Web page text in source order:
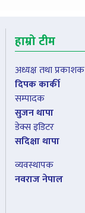
हाम्रो टीम
अध्यक्ष तथा प्रकाशक
दिपक कार्की
सम्पादक
सुजन थापा
डेक्स इडिटर
सदिक्षा थापा
व्यवस्थापक
नवराज नेपाल